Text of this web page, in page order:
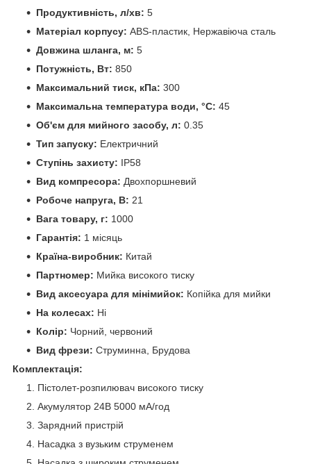
Продуктивність, л/хв: 5
Матеріал корпусу: ABS-пластик, Нержавіюча сталь
Довжина шланга, м: 5
Потужність, Вт: 850
Максимальний тиск, кПа: 300
Максимальна температура води, °C: 45
Об'єм для мийного засобу, л: 0.35
Тип запуску: Електричний
Ступінь захисту: IP58
Вид компресора: Двохпоршневий
Робоче напруга, В: 21
Вага товару, г: 1000
Гарантія: 1 місяць
Країна-виробник: Китай
Партномер: Мийка високого тиску
Вид аксесуара для мінімийок: Копійка для мийки
На колесах: Ні
Колір: Чорний, червоний
Вид фрези: Струминна, Брудова
Комплектація:
Пістолет-розпилювач високого тиску
Акумулятор 24В 5000 мА/год
Зарядний пристрій
Насадка з вузьким струменем